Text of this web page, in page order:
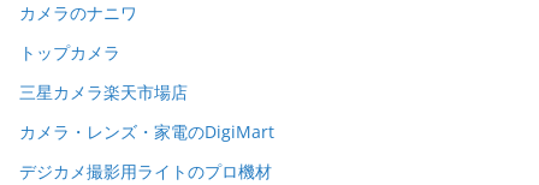
カメラのナニワ
トップカメラ
三星カメラ楽天市場店
カメラ・レンズ・家電のDigiMart
デジカメ撮影用ライトのプロ機材